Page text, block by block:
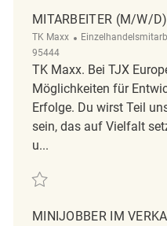
MITARBEITER (M/W/
TK Maxx Kategorie
95444
TK Maxx. Bei TJX
Möglichkeiten für
Erfolge. Du wirst Teil
sein, das auf Vielfalt
u...
Retten Mitarbeiter (m/w/d)
MINIJOBBER IM